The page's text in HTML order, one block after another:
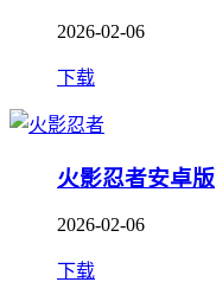
2026-02-06
下载
火影忍者安卓版
2026-02-06
下载